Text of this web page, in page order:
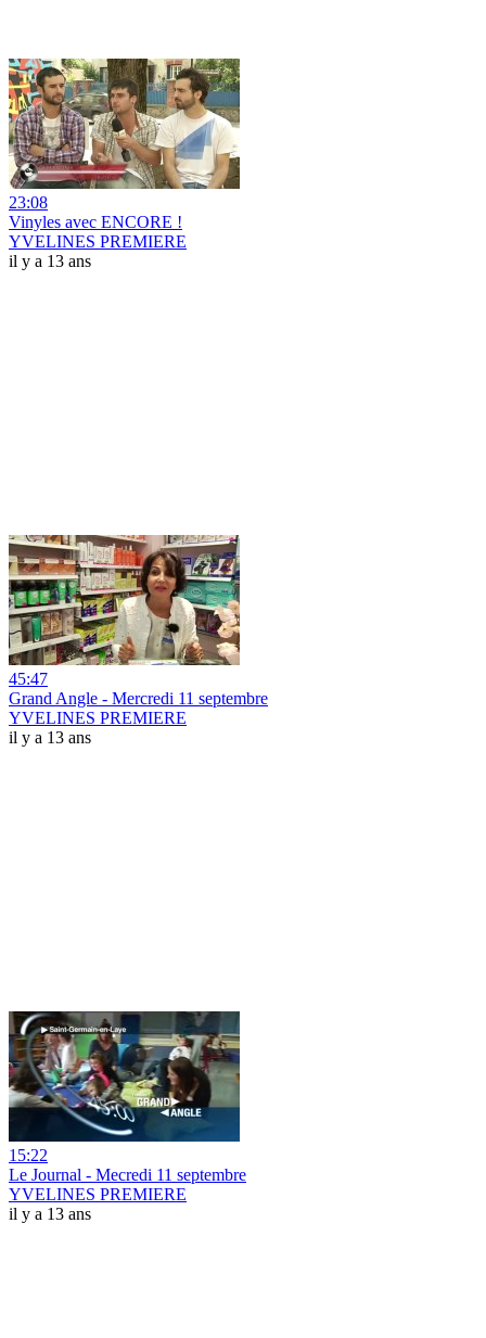
23:08
Vinyles avec ENCORE !
YVELINES PREMIERE
il y a 13 ans
45:47
Grand Angle - Mercredi 11 septembre
YVELINES PREMIERE
il y a 13 ans
15:22
Le Journal - Mecredi 11 septembre
YVELINES PREMIERE
il y a 13 ans